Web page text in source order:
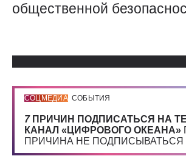
общественной
СОЦМЕДИА СОБЫТИЯ
7 ПРИЧИН ПОДПИСАТЬСЯ НА
КАНАЛ «ЦИФРОВОГО ОКЕАНА»
ПРИЧИНА НЕ ПОДПИСЫВАТЬСЯ